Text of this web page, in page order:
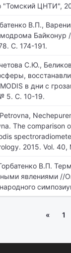
"Томский ЦНТИ",
В.П.,
Байконур
С. 174-191.
С.Ю.,
в дни с
5. С. 10-19.
The
2015. Vol.
В.П.
явлениями //
« 1